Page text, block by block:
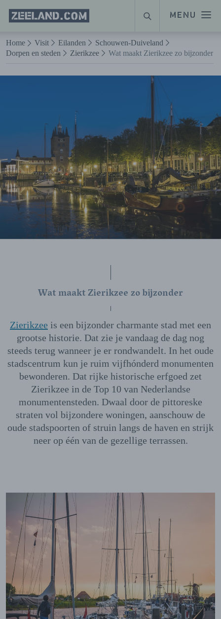
Naar hoofdinhoud
MENU
Homepage
Zeeland.com
ZOEKEN
Home Visit Eilanden
Schouwen-Duiveland
Dorpen en steden
Zierikzee Wat maakt Zierikzee zo bijzonder
Wat maakt Zierikzee zo bijzonder
Zierikzee is een bijzonder charmante stad met een
grootse historie. Dat zie je vandaag de dag nog
steeds terug wanneer je er rondwandelt. In het oude
stadscentrum kun je ruim vijfhónderd monumenten
bewonderen. Dat rijke historische erfgoed zet
Zierikzee in de Top 10 van Nederlandse
monumentensteden. Dwaal door de pittoreske
straten vol bijzondere woningen, aanschouw de
oude stadspoorten of struin langs de haven en strijk
neer op één van de gezellige terrassen.